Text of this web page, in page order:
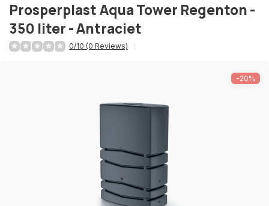
ProsperplastAqua Tower Regenton -
350 liter - Antraciet
0/10 (0 Reviews)
-20%